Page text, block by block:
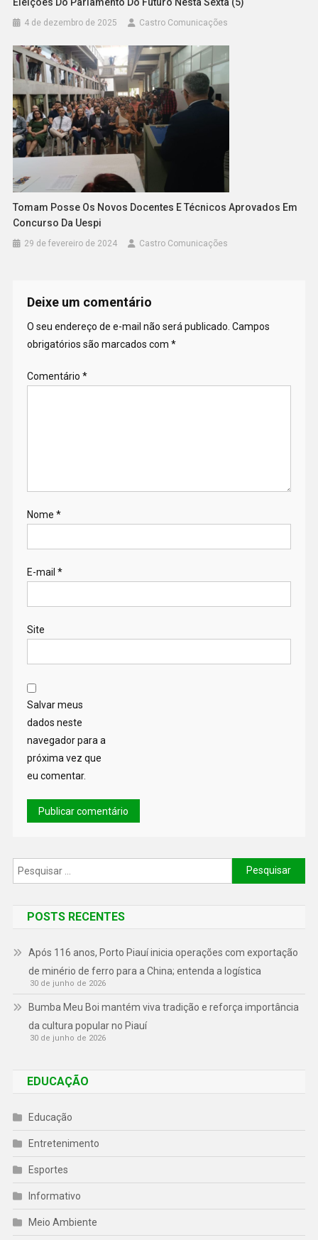
4 de dezembro de 2025 Castro Comunicações
Tomam Posse Os Novos Docentes E Técnicos Aprovados Em
Concurso Da Uespi
29 de fevereiro de 2024 Castro Comunicações
Deixe um comentário
O seu endereço de e-mail não será publicado. Campos
obrigatórios são marcados com *
Comentário *
Nome *
E-mail *
Site
Salvar meus
dados neste
navegador para a
próxima vez que
eu comentar.
POSTS RECENTES
Após 116 anos, Porto Piauí inicia operações com exportação
de minério de ferro para a China; entenda a logística
30 de junho de 2026
Bumba Meu Boi mantém viva tradição e reforça importância
da cultura popular no Piauí
30 de junho de 2026
EDUCAÇÃO
Educação
Entretenimento
Esportes
Informativo
Meio Ambiente